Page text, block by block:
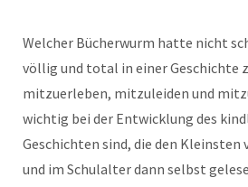
Welcher Bücherwurm hatte nicht
völlig und total in einer Geschichte
mitzuerleben, mitzuleiden und
wichtig bei der Entwicklung des
Geschichten sind, die den Kleinsten
und im Schulalter dann selbst